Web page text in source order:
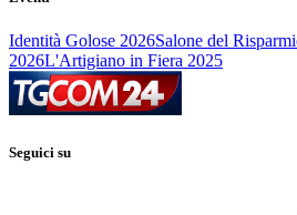
Identità Golose 2026Salone del
2026L'Artigiano in Fiera 2025
Seguici su